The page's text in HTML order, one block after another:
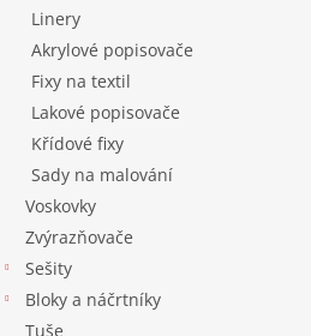
Linery
Akrylové popisovače
Fixy na textil
Lakové popisovače
Křídové fixy
Sady na malování
Voskovky
Zvýrazňovače
Sešity
Bloky a náčrtníky
Tuše